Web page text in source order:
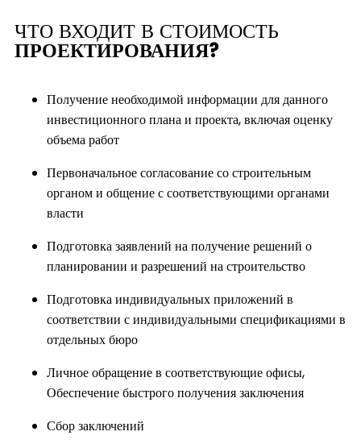
ЧТО ВХОДИТ В СТОИМОСТЬ
ПРОЕКТИРОВАНИЯ?
Получение необходимой информации для данного
инвестиционного плана и проекта, включая оценку
объема работ
Первоначальное согласование со строительным
органом и общение с соответствующими органами
власти
Подготовка заявлений на получение решений о
планировании и разрешений на строительство
Подготовка индивидуальных приложений в
соответствии с индивидуальными спецификациями в
отдельных бюро
Личное обращение в соответствующие офисы,
Обеспечение быстрого получения заключения
Сбор заключений